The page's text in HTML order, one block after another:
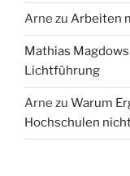
Arne zu Arbeiten
Mathias
Lichtführung
Arne zu Warum
Hochschulen